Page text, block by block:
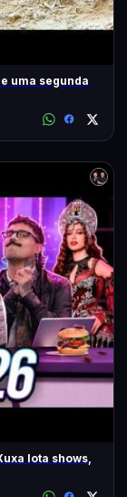
uma segunda
lota shows,